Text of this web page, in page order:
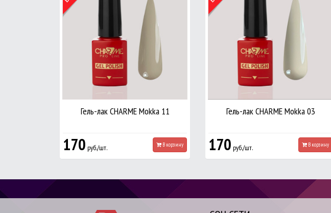
Гель-лак CHARME Mokka 11
170 руб./шт. В корзину
Гель-лак CHARME Mokka 03
170 руб./шт. В корзину